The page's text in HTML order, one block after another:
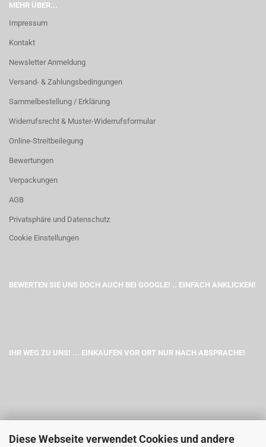
Diese Webseite verwendet Cookies und andere
MEHR ÜBER...
Impressum
Kontakt
Newsletter Anmeldung
Versand- & Zahlungsbedingungen
Sammelbestellung / Erklärung
Widerrufsrecht & Muster-Widerrufsformular
Online-Streitbeilegung
Bewertungen
Verpackungen
AGB
Privatsphäre und Datenschutz
Cookie Einstellungen
BEWERTEN SIE UNS DOCH AUCH BEI GOOGLE! .. EINFACH ANKLICKEN!
IHR WEG ZU UNS! ... EINKAUFEN VOR ORT NUR NACH ABSPRACHE!